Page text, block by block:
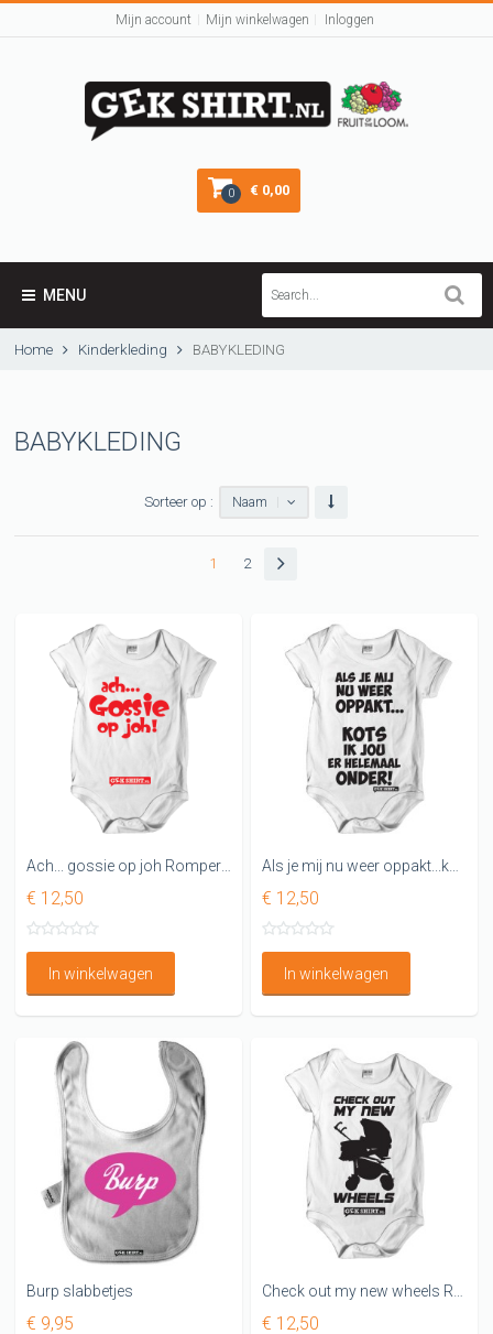
Mijn account Mijn winkelwagen Inloggen
0 € 0,00
MENU
Home Kinderkleding BABYKLEDING
BABYKLEDING
Sorteer op : Naam
1 2
Ach... gossie op joh Rompertjes
€ 12,50
In winkelwagen
Als je mij nu weer oppakt...kots ik je er helemaal onder Rompertje
€ 12,50
In winkelwagen
Burp slabbetjes
€ 9,95 € 12,50